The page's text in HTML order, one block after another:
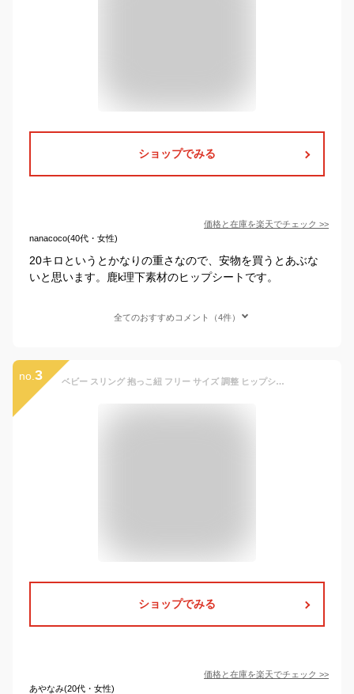
ショップでみる
価格と在庫を楽天でチェック >>
nanacoco(40代・女性)
20キロというとかなりの重さなので、安物を買うとあぶな
いと思います。鹿k理下素材のヒップシートです。
全てのおすすめコメント（4件）
no. 3 ベビー スリング 抱っこ紐 フリー サイズ 調整 ヒップシート 20kg コンパクト 軽量 サポートバッグ 片手抱っこ セカンド 抱っこひも 赤ちゃん 新生児 耐荷重 抱っこひも 楽 安定感 収納 袋 育児 便利 アイテム だっこ ベビーモ デザイン 丸洗い 洗濯 おすすめ 人気 簡単
ショップでみる
価格と在庫を楽天でチェック >>
あやなみ(20代・女性)